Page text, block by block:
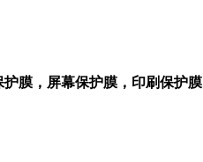
膜，屏幕保护膜，印刷保护膜